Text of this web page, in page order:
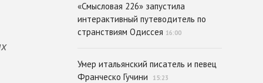
«Смысловая 226» запустила
интерактивный путеводитель по
странствиям Одиссея 16:00
Умер итальянский писатель и певец
Франческо Гучини
15:23